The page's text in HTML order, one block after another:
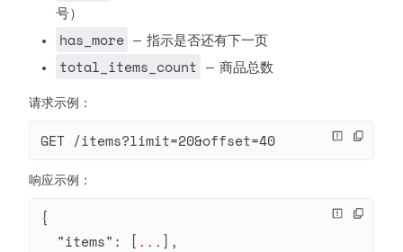
号）
has_more — 指示是否还有下一页
total_items_count — 商品总数
请求示例：
GET /items?limit=20&offset=40
响应示例：
{
  "items"
: [ ... ],